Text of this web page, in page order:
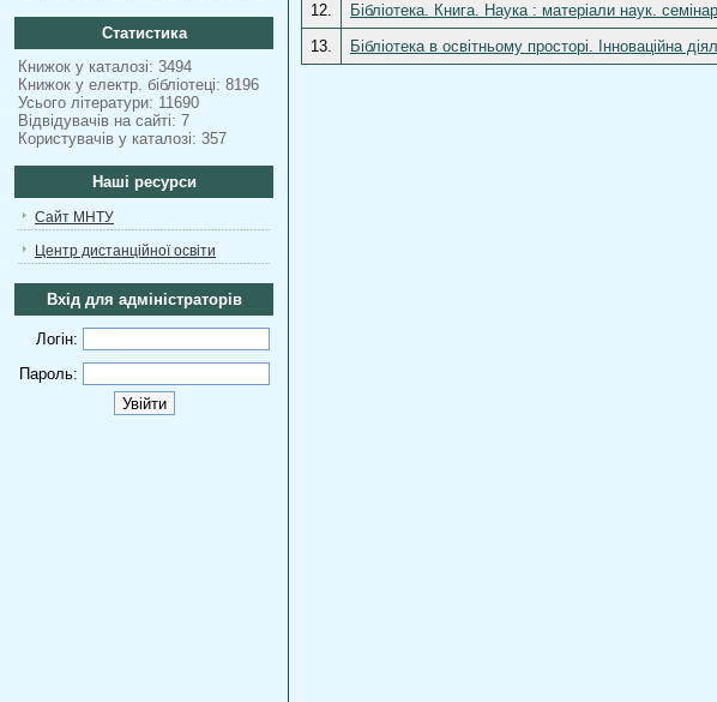
Статистика
Книжок у каталозі: 3494
Книжок у електр. бібліотеці: 8196
Усього літератури: 11690
Відвідувачів на сайті: 7
Користувачів у каталозі: 357
Наші ресурси
Сайт МНТУ
Центр дистанційної освіти
Вхід для адміністраторів
Логін:
Пароль:
12.
Бібліотека. Книга. Наука : матеріали наук.
13.
Бібліотека в освітньому просторі. Інноваційна